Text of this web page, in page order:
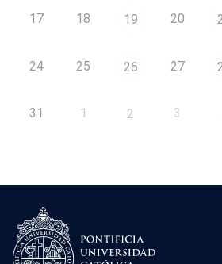
17 18 19 20
24 25 26 27
31 1 2 3